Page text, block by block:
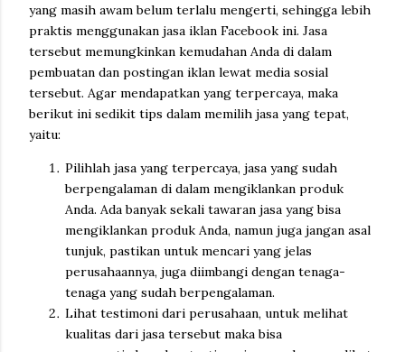
yang masih awam belum terlalu mengerti, sehingga lebih
praktis menggunakan jasa iklan Facebook ini. Jasa
tersebut memungkinkan kemudahan Anda di dalam
pembuatan dan postingan iklan lewat media sosial
tersebut. Agar mendapatkan yang terpercaya, maka
berikut ini sedikit tips dalam memilih jasa yang tepat,
yaitu:
Pilihlah jasa yang terpercaya, jasa yang sudah
berpengalaman di dalam mengiklankan produk
Anda. Ada banyak sekali tawaran jasa yang bisa
mengiklankan produk Anda, namun juga jangan asal
tunjuk, pastikan untuk mencari yang jelas
perusahaannya, juga diimbangi dengan tenaga-
tenaga yang sudah berpengalaman.
Lihat testimoni dari perusahaan, untuk melihat
kualitas dari jasa tersebut maka bisa